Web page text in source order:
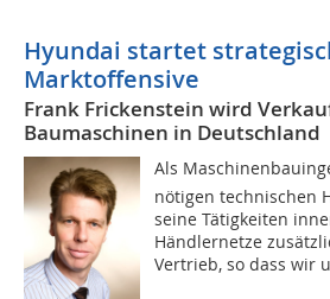
Hyundai startet
Marktoffensive
Frank Frickenstein wird
Baumaschinen in Deutschland
Als
nötigen technischen
seine Tätigkeiten
Händlernetze
Vertrieb, so dass wir